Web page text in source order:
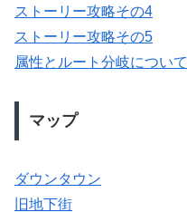
ストーリー攻略その4
ストーリー攻略その5
属性とルート分岐について
マップ
ダウンタウン
旧地下街